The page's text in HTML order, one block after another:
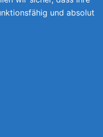
und absolut